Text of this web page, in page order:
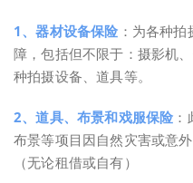
1、器材设备保险 ：为各种
障，包括但不限于：摄影机
种拍摄设备、道具等。
2、道具、布景和戏服保险
布景等项目因自然灾害或意
（无论租借或自有）